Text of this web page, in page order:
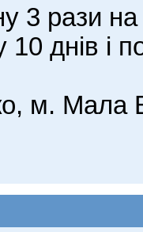
3 рази на
днів і
м. Мала